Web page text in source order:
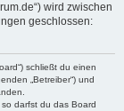
wird zwischen
geschlossen:
schließt du einen
„Betreiber“) und
darfst du das Board